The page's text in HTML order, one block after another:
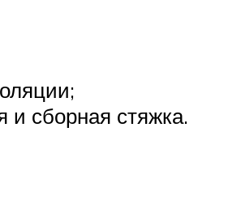
и сборная стяжка.